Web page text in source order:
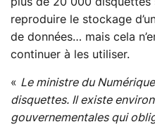
plus de 20 000 disquettes
reproduire le stockage
de données… mais cela
continuer à les utiliser.
« Le ministre du
disquettes. Il existe
gouvernementales qui